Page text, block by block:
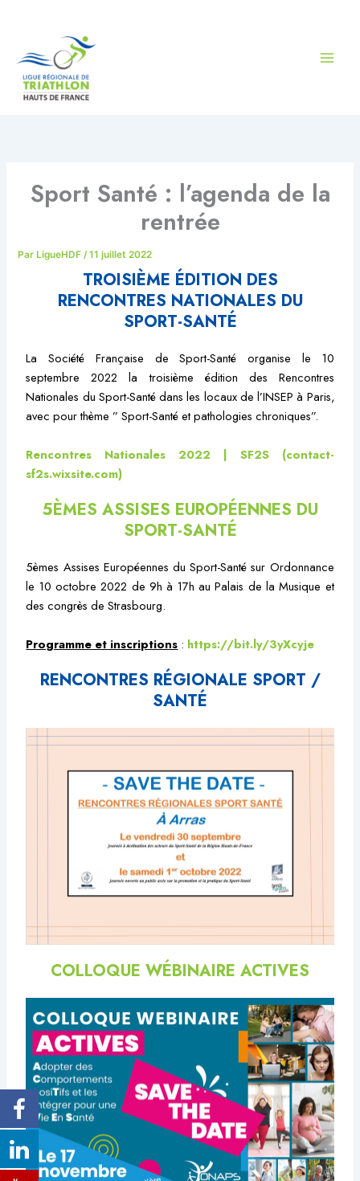
Sport Santé : l’agenda de la
rentrée
ParLigueHDF /11 juillet 2022
TROISIÈME ÉDITION DES
RENCONTRES NATIONALES DU
SPORT-SANTÉ
La Société Française de Sport-Santé organise le 10
septembre 2022 la troisième édition des Rencontres
Nationales du Sport-Santé dans les locaux de l’INSEP à Paris,
avec pour thème ” Sport-Santé et pathologies chroniques”.
Rencontres Nationales 2022 | SF2S (contact-
sf2s.wixsite.com)
5ÈMES ASSISES EUROPÉENNES DU
SPORT-SANTÉ
5èmes Assises Européennes du Sport-Santé sur Ordonnance
le 10 octobre 2022 de 9h à 17h au Palais de la Musique et
des congrès de Strasbourg.
Programme et inscriptions : https://bit.ly/3yXcyje
RENCONTRES RÉGIONALE SPORT /
SANTÉ
COLLOQUE WÉBINAIRE ACTIVES